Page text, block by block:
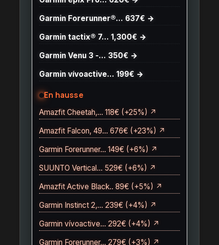
Garmin Forerunner®… 637€ →
Garmin tactix® 7… 1,300€ →
Garmin Venu 3 -… 350€ →
Garmin vívoactive… 199€ →
En hausse
Amazfit Cheetah,… 118€ (+25%) ↗
Amazfit Falcon, 49… 676€ (+23%) ↗
Garmin Forerunner… 149€ (+6%) ↗
SUUNTO Vertical… 529€ (+6%) ↗
Amazfit Active Black.. 89€ (+5%) ↗
Garmin Instinct 2,… 239€ (+4%) ↗
Garmin vívoactive… 292€ (+4%) ↗
Garmin Forerunner… 279€ (+3%) ↗